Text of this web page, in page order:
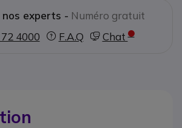
experts - Numéro gratuit
4000
F.A.Q Chat